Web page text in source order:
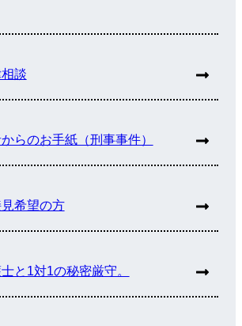
談
らのお手紙（刑事事件）
希望の方
と1対1の秘密厳守。